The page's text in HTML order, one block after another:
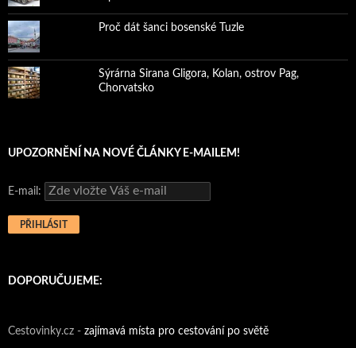
Proč dát šanci bosenské Tuzle
Sýrárna Sirana Gligora, Kolan, ostrov Pag,
Chorvatsko
UPOZORNĚNÍ NA NOVÉ ČLÁNKY E-MAILEM!
E-mail:
DOPORUČUJEME:
Cestovinky.cz - zajímavá místa pro cestování po světě